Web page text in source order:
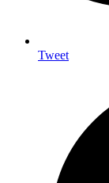
Tweet